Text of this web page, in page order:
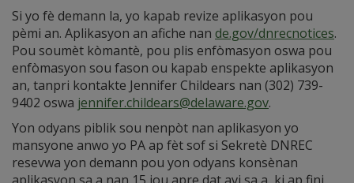
Si yo fè demann la, yo kapab revize aplikasyon pou
pèmi an. Aplikasyon an afiche nan de.gov/dnrecnotices.
Pou soumèt kòmantè, pou plis enfòmasyon oswa pou
enfòmasyon sou fason ou kapab enspekte aplikasyon
an, tanpri kontakte Jennifer Childears nan (302) 739-
9402 oswa jennifer.childears@delaware.gov.
Yon odyans piblik sou nenpòt nan aplikasyon yo
mansyone anwo yo PA ap fèt sof si Sekretè DNREC
resevwa yon demann pou yon odyans konsènan